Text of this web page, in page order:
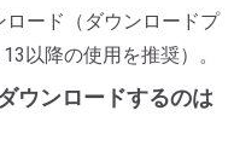
ード（ダウンロードプ
以降の使用を推奨）。
ウンロードするのは